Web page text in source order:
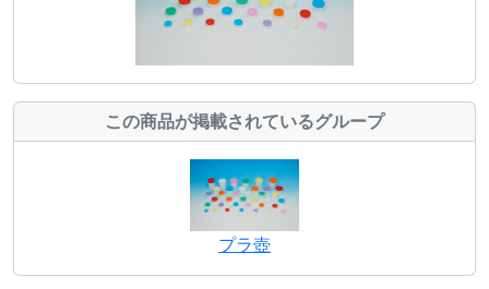
この商品が掲載されているグループ
プラ壺